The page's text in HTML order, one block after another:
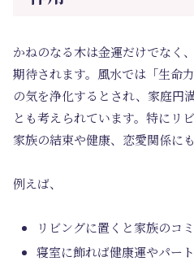
かねのなる木は金運だけでなく
期待されます。風水では「生命
の気を浄化するとされ、家庭円
とも考えられています。特にリ
家族の結束や健康、恋愛関係に
例えば、
リビングに置くと家族のコ
寝室に飾れば健康運やパー